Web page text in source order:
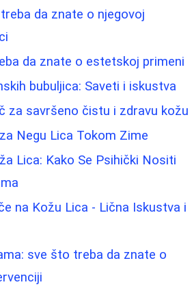
da znate o njegovoj
da znate o estetskoj primeni
bubuljica: Saveti i iskustva
za savršeno čistu i zdravu kožu
Negu Lica Tokom Zime
Lica: Kako Se Psihički Nositi
na Kožu Lica - Lična Iskustva i
sve što treba da znate o